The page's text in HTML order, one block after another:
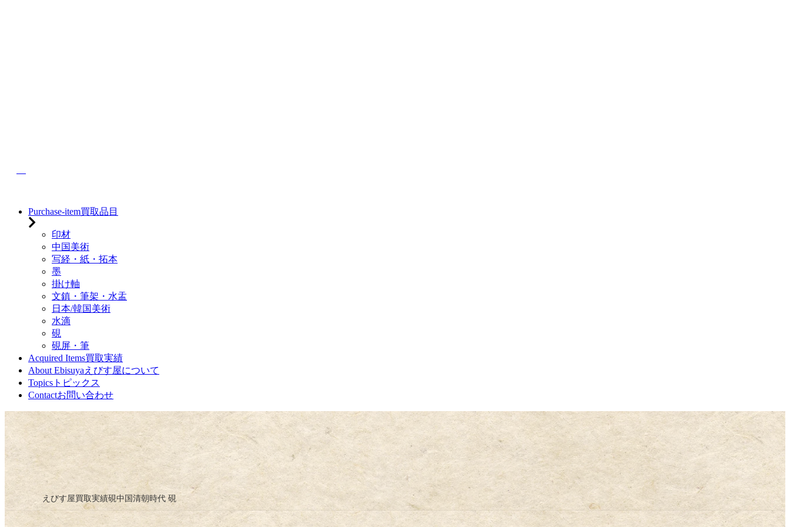
Purchase-item買取品目
印材
中国美術
写経・紙・拓本
墨
掛け軸
文鎮・筆架・水盂
日本/韓国美術
水滴
硯
硯屏・筆
Acquired Items買取実績
About Ebisuya えびす屋について
Topics トピックス
Contactお問い合わせ
えびす屋買取実績硯中国清朝時代 硯